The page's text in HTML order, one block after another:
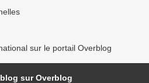
sur le portail Overblog
sur Overblog